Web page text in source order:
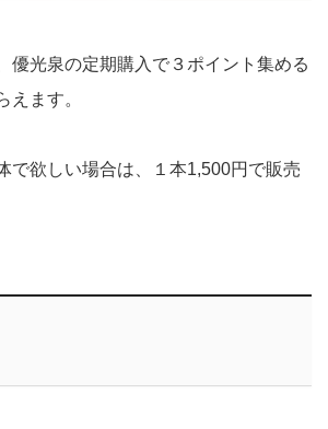
優光泉の定期購入で３ポイント集める
えます。
で欲しい場合は、１本1,500円で販売